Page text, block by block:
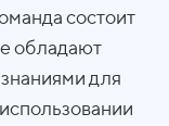
состоит
обладают
для